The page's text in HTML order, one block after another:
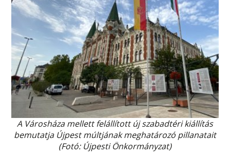
A Városháza mellett felállított új szabadtéri kiállítás
bemutatja Újpest múltjának meghatározó pillanatait
(Fotó: Újpesti Önkormányzat)